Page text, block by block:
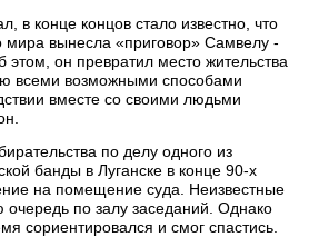
в конце концов стало известно, что
мира вынесла «приговор» Самвелу -
этом, он превратил место жительства
всеми возможными способами
вместе со своими людьми
по делу одного из
банды в Луганске в конце 90-х
на помещение суда. Неизвестные
очередь по залу заседаний. Однако
сориентировался и смог спастись.